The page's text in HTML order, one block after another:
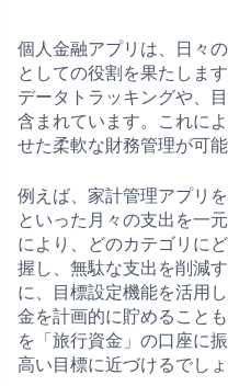
個人金融アプリは、日々
としての役割を果たしま
データトラッキングや、
含まれています。これに
せた柔軟な財務管理が可能
例えば、家計管理アプリ
といった月々の支出を一
により、どのカテゴリに
握し、無駄な支出を削減
に、目標設定機能を活用
金を計画的に貯めること
を「旅行資金」の口座に
高い目標に近づけるでしょ